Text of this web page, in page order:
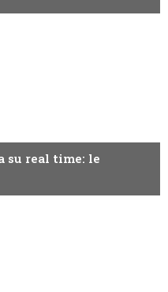
su real time: le